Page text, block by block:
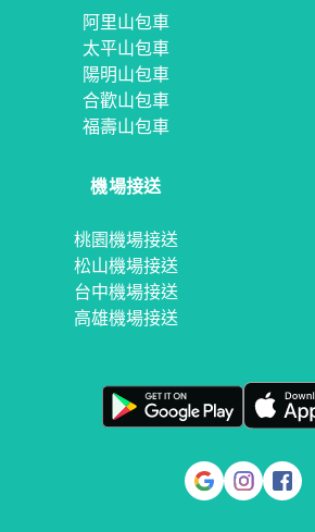
阿里山包車
太平山包車
陽明山包車
合歡山包車
福壽山包車
機場接送
桃園機場接送
松山機場接送
台中機場接送
高雄機場接送